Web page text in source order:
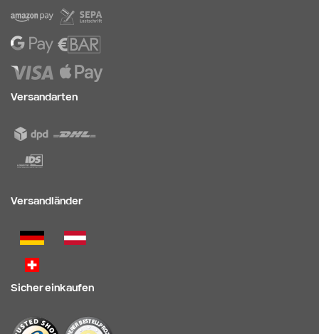
Versandarten
Versandländer
Sicher einkaufen